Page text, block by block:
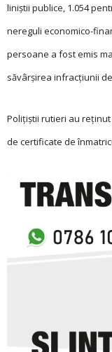
liniștii publice, 1.054
nereguli economico-
persoane a fost emis
săvârșirea infracțiunii
Polițiștii rutieri au
de certificate de